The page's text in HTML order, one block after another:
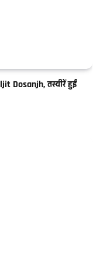
Dosanjh, तस्वीरें हुईं